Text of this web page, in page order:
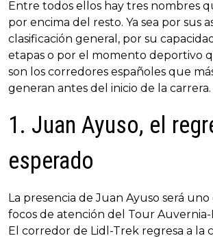
Entre todos ellos hay tres nombres
por encima del resto. Ya sea por sus
clasificación general, por su
etapas o por el momento deportivo
son los corredores españoles que
generan antes del inicio de la carrera.
1. Juan Ayuso, el
esperado
La presencia de Juan Ayuso será
focos de atención del Tour Auvernia-
El corredor de Lidl-Trek regresa a la